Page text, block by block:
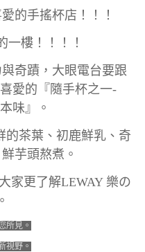
的手搖杯店！！！
一樓！！！！
奇蹟，大眼電台要跟
愛的『隨手杯之一-
味』。
的茶葉、初鹿鮮乳、奇
芋頭熬煮。
家更了解LEWAY 樂の
所見。
視野。